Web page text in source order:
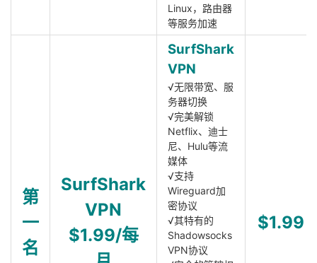
Linux，路由器
等服务加速
第
一
名
SurfShark
VPN
$1.99/每
SurfShark
VPN
√无限带宽、服
务器切换
√完美解锁
Netflix、迪士
尼、Hulu等流
媒体
√支持
Wireguard加
密协议
√其特有的
Shadowsocks
VPN协议
$1.99